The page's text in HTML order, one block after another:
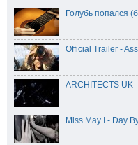
Голубь попался
Official Trailer -
ARCHITECTS UK
Miss May I - Day